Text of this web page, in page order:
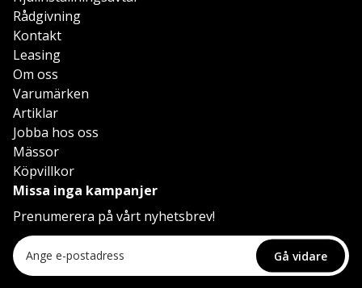
Rådgivning
Kontakt
Leasing
Om oss
Varumärken
Artiklar
Jobba hos oss
Mässor
Köpvillkor
Missa inga kampanjer
Prenumerera på vårt nyhetsbrev!
Gå vidare